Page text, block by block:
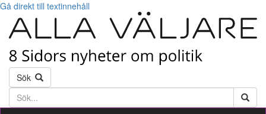
Gå direkt till textinnehåll
Sök
Söktext